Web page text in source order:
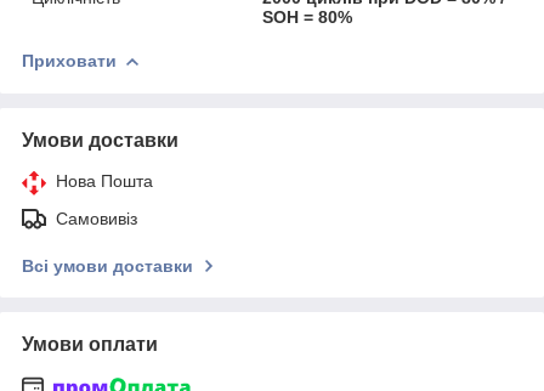
SOH = 80%
Приховати
Умови доставки
Нова Пошта
Самовивіз
Всі умови доставки
Умови оплати